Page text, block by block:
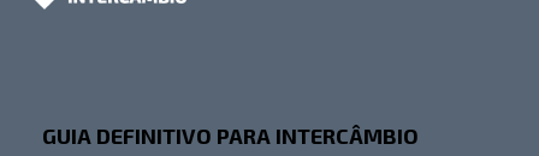
GUIA DEFINITIVO PARA INTERCÂMBIO